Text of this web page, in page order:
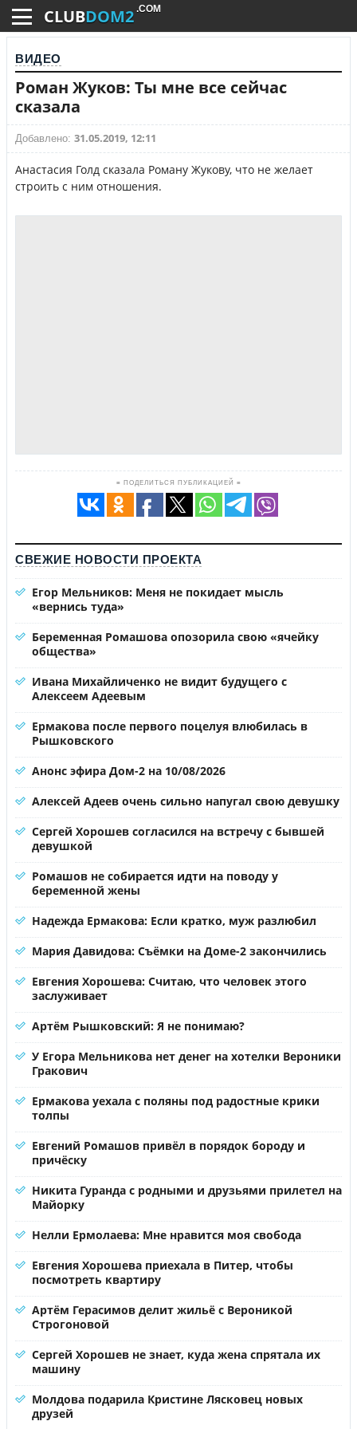
CLUBDOM2 .COM
ВИДЕО
Роман Жуков: Ты мне все сейчас
сказала
Добавлено: 31.05.2019, 12:11
Анастасия Голд сказала Роману Жукову, что не желает
строить с ним отношения.
≡ ПОДЕЛИТЬСЯ ПУБЛИКАЦИЕЙ ≡
СВЕЖИЕ НОВОСТИ ПРОЕКТА
Егор Мельников: Меня не покидает мысль
«вернись туда»
Беременная Ромашова опозорила свою «ячейку
общества»
Ивана Михайличенко не видит будущего с
Алексеем Адеевым
Ермакова после первого поцелуя влюбилась в
Рышковского
Анонс эфира Дом-2 на 10/08/2026
Алексей Адеев очень сильно напугал свою девушку
Сергей Хорошев согласился на встречу с бывшей
девушкой
Ромашов не собирается идти на поводу у
беременной жены
Надежда Ермакова: Если кратко, муж разлюбил
Мария Давидова: Съёмки на Доме-2 закончились
Евгения Хорошева: Считаю, что человек этого
заслуживает
Артём Рышковский: Я не понимаю?
У Егора Мельникова нет денег на хотелки Вероники
Гракович
Ермакова уехала с поляны под радостные крики
толпы
Евгений Ромашов привёл в порядок бороду и
причёску
Никита Гуранда с родными и друзьями прилетел на
Майорку
Нелли Ермолаева: Мне нравится моя свобода
Евгения Хорошева приехала в Питер, чтобы
посмотреть квартиру
Артём Герасимов делит жильё с Вероникой
Строгоновой
Сергей Хорошев не знает, куда жена спрятала их
машину
Молдова подарила Кристине Лясковец новых
друзей